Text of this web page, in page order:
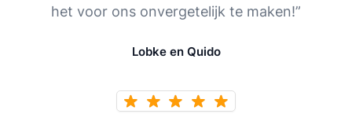
het voor ons onvergetelijk te maken!”
Lobke en Quido